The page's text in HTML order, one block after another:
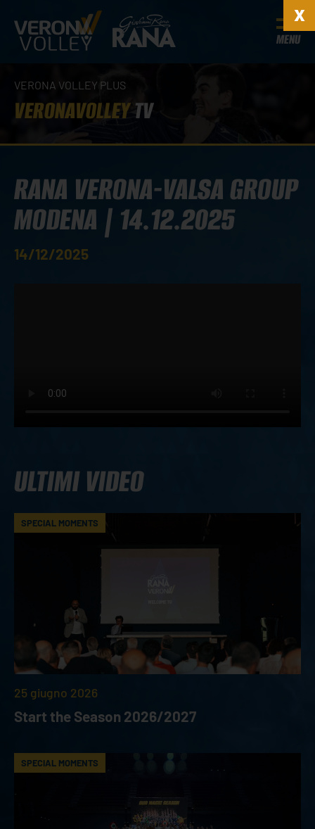
MENU
VERONA VOLLEY PLUS
VERONAVOLLEYTV
RANA VERONA-VALSA GROUP
MODENA | 14.12.2025
14/12/2025
ULTIMI VIDEO
SPECIAL MOMENTS
25 giugno 2026
Start the Season 2026/2027
SPECIAL MOMENTS